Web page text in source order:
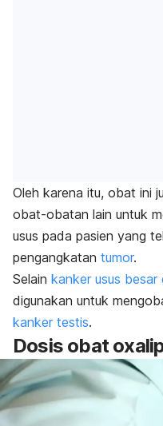
Oleh karena itu, obat ini
obat-obatan lain untuk
usus pada pasien yang
pengangkatan tumor.
Selain kanker usus besar
digunakan untuk
kanker testis.
Dosis obat